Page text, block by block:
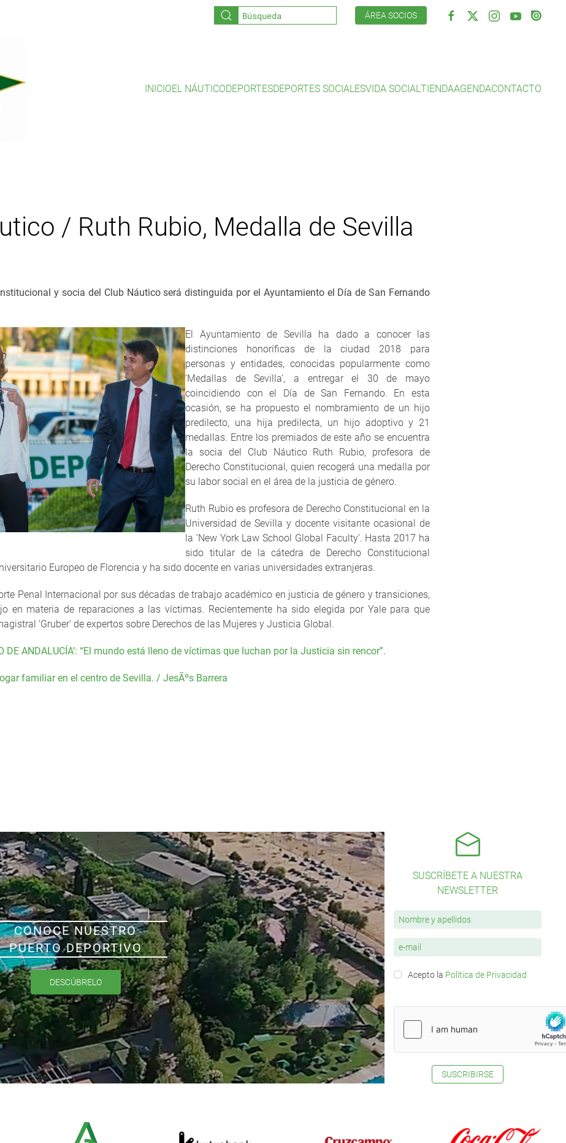
ÁREA SOCIOS
INICIOEL NÁUTICODEPORTESDEPORTES SOCIALESVIDA SOCIALTIENDAAGENDACONTACTO
/ Ruth Rubio, Medalla de Sevilla
y socia del Club Náutico será distinguida por el Ayuntamiento el Día de San Fernando
El Ayuntamiento de Sevilla ha dado a conocer las
distinciones honoríficas de la ciudad 2018 para
personas y entidades, conocidas popularmente como
‘Medallas de Sevilla’, a entregar el 30 de mayo
coincidiendo con el Día de San Fernando. En esta
ocasión, se ha propuesto el nombramiento de un hijo
predilecto, una hija predilecta, un hijo adoptivo y 21
medallas. Entre los premiados de este año se encuentra
la socia del Club Náutico Ruth Rubio, profesora de
Derecho Constitucional, quien recogerá una medalla por
su labor social en el área de la justicia de género.
Ruth Rubio es profesora de Derecho Constitucional en la
Universidad de Sevilla y docente visitante ocasional de
la ‘New York Law School Global Faculty’. Hasta 2017 ha
sido titular de la cátedra de Derecho Constitucional
Europeo de Florencia y ha sido docente en varias universidades extranjeras.
Penal Internacional por sus décadas de trabajo académico en justicia de género y transiciones,
en materia de reparaciones a las víctimas. Recientemente ha sido elegida por Yale para que
‘Gruber’ de expertos sobre Derechos de las Mujeres y Justicia Global.
DE ANDALUCÍA’: “El mundo está lleno de víctimas que luchan por la Justicia sin rencor”.
CONOCE NUESTRO
PUERTO DEPORTIVO
DESCÚBRELO
SUSCRÍBETE A NUESTRA
NEWSLETTER
Acepto la Política de Privacidad
SUSCRIBIRSE